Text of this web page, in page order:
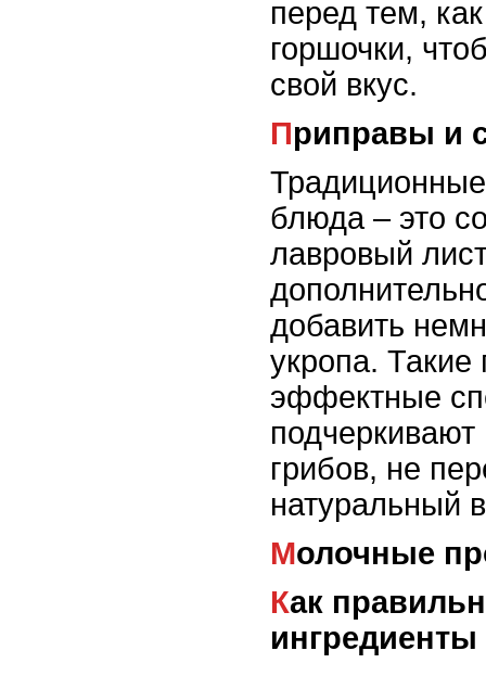
перед тем,
горшочки,
свой вкус.
Приправы и
блюда – это
лавровый
добавить
укропа. Такие
эффектные
подчеркивают
грибов, не
натуральный
Молочные
Как правильно комбинировать
ингредиенты